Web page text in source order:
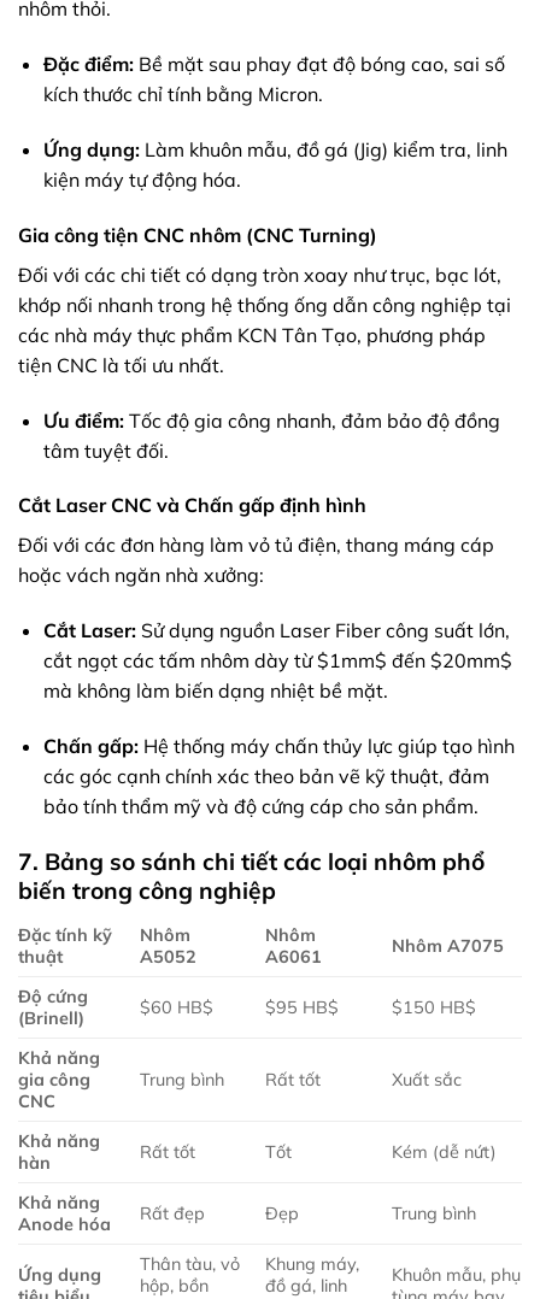
nhôm thỏi.
Đặc điểm:Bề mặt sau phay đạt độ bóng cao, sai số
kích thước chỉ tính bằng Micron.
Ứng dụng:Làm khuôn mẫu, đồ gá (Jig) kiểm tra, linh
kiện máy tự động hóa.
Gia công tiện CNC nhôm (CNC Turning)
Đối với các chi tiết có dạng tròn xoay như trục, bạc lót,
khớp nối nhanh trong hệ thống ống dẫn công nghiệp tại
các nhà máy thực phẩm KCN Tân Tạo, phương pháp
tiện CNC là tối ưu nhất.
Ưu điểm:Tốc độ gia công nhanh, đảm bảo độ đồng
tâm tuyệt đối.
Cắt Laser CNC và Chấn gấp định hình
Đối với các đơn hàng làm vỏ tủ điện, thang máng cáp
hoặc vách ngăn nhà xưởng:
Cắt Laser:Sử dụng nguồn Laser Fiber công suất lớn,
cắt ngọt các tấm nhôm dày từ$1mm$ đến $20mm$
mà không làm biến dạng nhiệt bề mặt.
Chấn gấp:Hệ thống máy chấn thủy lực giúp tạo hình
các góc cạnh chính xác theo bản vẽ kỹ thuật, đảm
bảo tính thẩm mỹ và độ cứng cáp cho sản phẩm.
7. Bảng so sánh chi tiết các loại nhôm phổ
biến trong công nghiệp
Đặc tính kỹ
thuật
Nhôm
A5052
Nhôm
A6061
Nhôm A7075
Độ cứng
(Brinell)
$60 HB$ $95 HB$ $150 HB$
Khả năng
gia công
CNC
Trung bình Rất tốt Xuất sắc
Khả năng
hàn
Rất tốt Tốt Kém (dễ nứt)
Khả năng
Anode hóa
Rất đẹp Đẹp Trung bình
Ứng dụng
Thân tàu, vỏ
hộp, bồn
Khung máy,
đồ gá, linh
Khuôn mẫu, phụ